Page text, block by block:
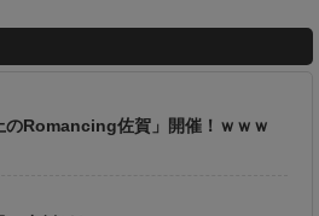
のRomancing佐賀」開催！ｗｗｗ